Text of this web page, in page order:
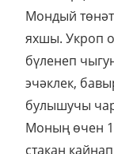
сөзәләр.
эчәләр.
Укроп орлыгы
рецепты: 2
кайнап
төнәтеп
3-5 мәртәбә